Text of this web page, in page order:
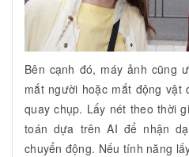
Bên cạnh đó, máy ảnh cũng
mắt người hoặc mắt động
quay chụp. Lấy nét theo thời
toán dựa trên AI để nhận
chuyển động. Nếu tính năng